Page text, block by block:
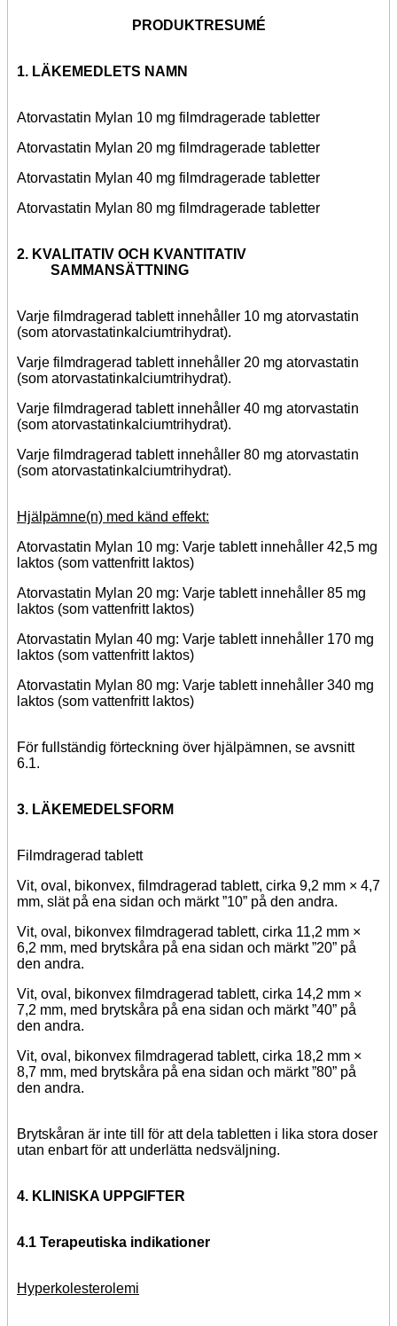
PRODUKTRESUMÉ
1. LÄKEMEDLETS NAMN
Atorvastatin Mylan 10 mg filmdragerade tabletter
Atorvastatin Mylan 20 mg filmdragerade tabletter
Atorvastatin Mylan 40 mg filmdragerade tabletter
Atorvastatin Mylan 80 mg filmdragerade tabletter
2. KVALITATIV OCH KVANTITATIV
SAMMANSÄTTNING
Varje filmdragerad tablett innehåller 10 mg atorvastatin
(som atorvastatinkalciumtrihydrat).
Varje filmdragerad tablett innehåller 20 mg atorvastatin
(som atorvastatinkalciumtrihydrat).
Varje filmdragerad tablett innehåller 40 mg atorvastatin
(som atorvastatinkalciumtrihydrat).
Varje filmdragerad tablett innehåller 80 mg atorvastatin
(som atorvastatinkalciumtrihydrat).
Hjälpämne(n) med känd effekt:
Atorvastatin Mylan 10 mg: Varje tablett innehåller 42,5 mg
laktos (som vattenfritt laktos)
Atorvastatin Mylan 20 mg: Varje tablett innehåller 85 mg
laktos (som vattenfritt laktos)
Atorvastatin Mylan 40 mg: Varje tablett innehåller 170 mg
laktos (som vattenfritt laktos)
Atorvastatin Mylan 80 mg: Varje tablett innehåller 340 mg
laktos (som vattenfritt laktos)
För fullständig förteckning över hjälpämnen, se avsnitt
6.1.
3. LÄKEMEDELSFORM
Filmdragerad tablett
Vit, oval, bikonvex, filmdragerad tablett, cirka 9,2 mm × 4,7
mm, slät på ena sidan och märkt ”10” på den andra.
Vit, oval, bikonvex filmdragerad tablett, cirka 11,2 mm ×
6,2 mm, med brytskåra på ena sidan och märkt ”20” på
den andra.
Vit, oval, bikonvex filmdragerad tablett, cirka 14,2 mm ×
7,2 mm, med brytskåra på ena sidan och märkt ”40” på
den andra.
Vit, oval, bikonvex filmdragerad tablett, cirka 18,2 mm ×
8,7 mm, med brytskåra på ena sidan och märkt ”80” på
den andra.
Brytskåran är inte till för att dela tabletten i lika stora doser
utan enbart för att underlätta nedsväljning.
4. KLINISKA UPPGIFTER
4.1 Terapeutiska indikationer
Hyperkolesterolemi